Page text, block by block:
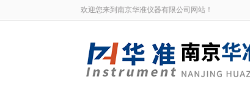
欢迎您来到南京华准仪器有限公司网站！